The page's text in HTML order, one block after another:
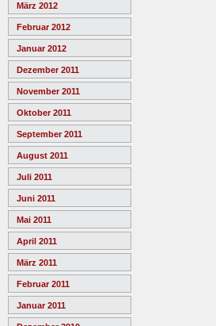
März 2012
Februar 2012
Januar 2012
Dezember 2011
November 2011
Oktober 2011
September 2011
August 2011
Juli 2011
Juni 2011
Mai 2011
April 2011
März 2011
Februar 2011
Januar 2011